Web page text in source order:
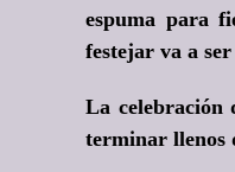
espuma para
festejar va a
La celebración
terminar llenos